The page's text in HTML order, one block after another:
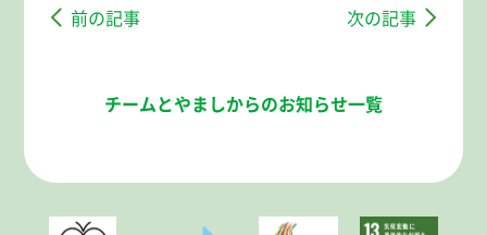
前の記事 次の記事
チームとやましからのお知らせ一覧